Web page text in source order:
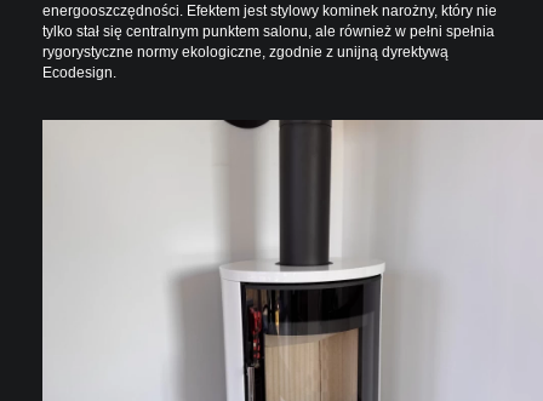
energooszczędności. Efektem jest stylowy kominek narożny, który nie
tylko stał się centralnym punktem salonu, ale również w pełni spełnia
rygorystyczne normy ekologiczne, zgodnie z unijną dyrektywą
Ecodesign.